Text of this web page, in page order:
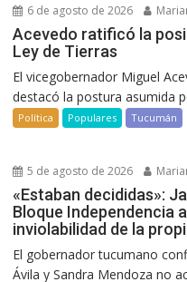
6 de agosto de 2026
Acevedo ratificó la
Ley de Tierras
El vicegobernador Miguel
destacó la postura asumida
Política Populares Tucumán
5 de agosto de 2026
«Estaban decididas»:
Bloque Independencia
inviolabilidad de la
El gobernador tucumano
Ávila y Sandra Mendoza no